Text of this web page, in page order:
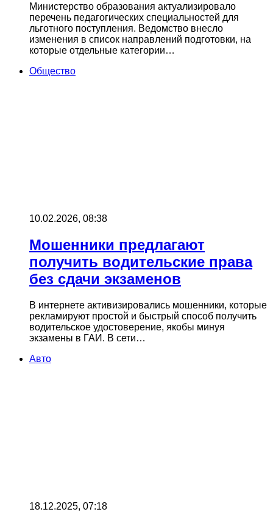
Министерство образования актуализировало
перечень педагогических специальностей для
льготного поступления. Ведомство внесло
изменения в список направлений подготовки, на
которые отдельные категории…
Общество
10.02.2026, 08:38
Мошенники предлагают
получить водительские права
без сдачи экзаменов
В интернете активизировались мошенники, которые
рекламируют простой и быстрый способ получить
водительское удостоверение, якобы минуя
экзамены в ГАИ. В сети…
Авто
18.12.2025, 07:18